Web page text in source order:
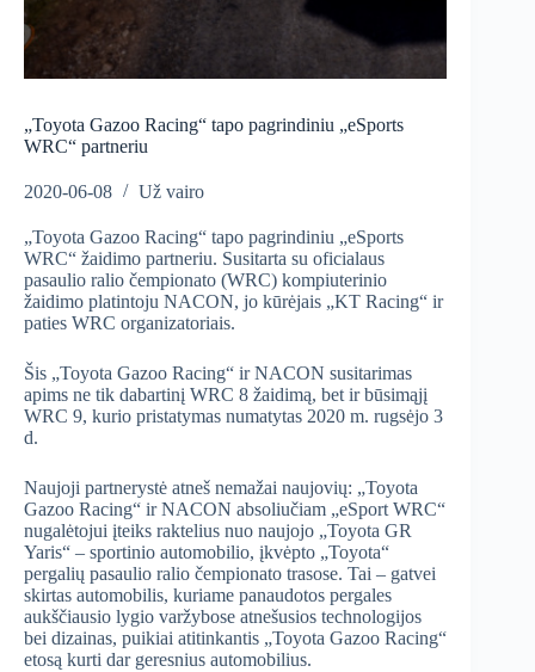
„Toyota Gazoo Racing“ tapo pagrindiniu „eSports
WRC“ partneriu
2020-06-08 Už vairo
„Toyota Gazoo Racing“ tapo pagrindiniu „eSports
WRC“ žaidimo partneriu. Susitarta su oficialaus
pasaulio ralio čempionato (WRC) kompiuterinio
žaidimo platintoju NACON, jo kūrėjais „KT Racing“ ir
paties WRC organizatoriais.
Šis „Toyota Gazoo Racing“ ir NACON susitarimas
apims ne tik dabartinį WRC 8 žaidimą, bet ir būsimąjį
WRC 9, kurio pristatymas numatytas 2020 m. rugsėjo 3
d.
Naujoji partnerystė atneš nemažai naujovių: „Toyota
Gazoo Racing“ ir NACON absoliučiam „eSport WRC“
nugalėtojui įteiks raktelius nuo naujojo „Toyota GR
Yaris“ – sportinio automobilio, įkvėpto „Toyota“
pergalių pasaulio ralio čempionato trasose. Tai – gatvei
skirtas automobilis, kuriame panaudotos pergales
aukščiausio lygio varžybose atnešusios technologijos
bei dizainas, puikiai atitinkantis „Toyota Gazoo Racing“
etosą kurti dar geresnius automobilius.